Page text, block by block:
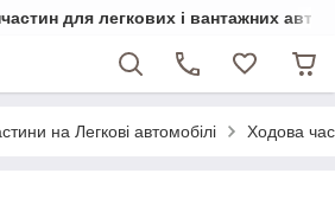
для легкових і вантажних
на Легкові автомобілі Ходова